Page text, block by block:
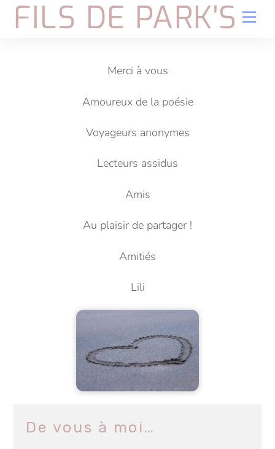
SkipFILS DE PARK'S
Merci à vous
Amoureux de la poésie
Voyageurs anonymes
Lecteurs assidus
Amis
Au plaisir de partager !
Amitiés
Lili
De vous à moi…